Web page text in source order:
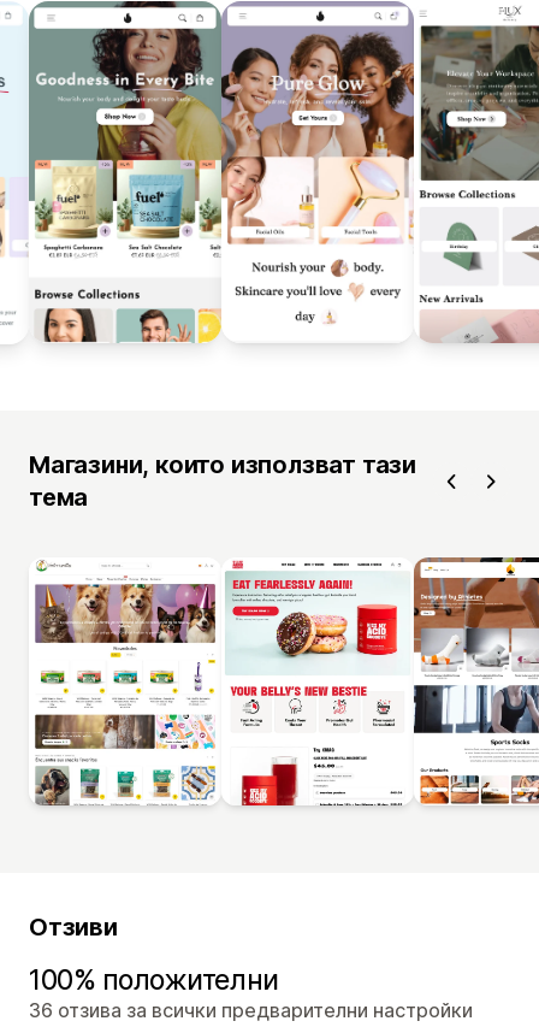
Магазини, които използват тази
тема
Отзиви
100% положителни
36 отзива за всички предварителни настройки